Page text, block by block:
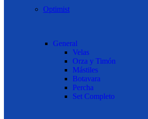
Optimist
General
Velas
Orza y Timón
Mástiles
Botavara
Percha
Set Completo